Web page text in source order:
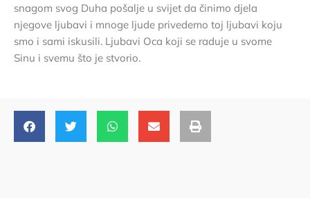
snagom svog Duha pošalje u svijet da činimo djela
njegove ljubavi i mnoge ljude privedemo toj ljubavi koju
smo i sami iskusili. Ljubavi Oca koji se raduje u svome
Sinu i svemu što je stvorio.